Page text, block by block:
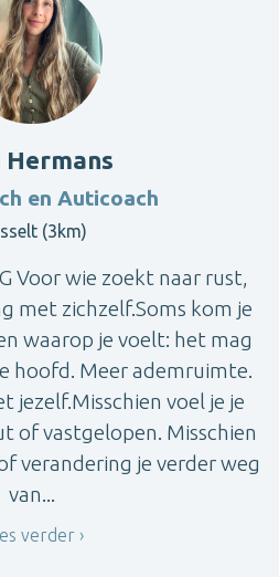
Hermans
en Auticoach
(3km)
Voor wie zoekt naar rust,
met zichzelf.Soms kom je
waarop je voelt: het mag
hoofd. Meer ademruimte.
jezelf.Misschien voel je je
of vastgelopen. Misschien
verandering je verder weg
van...
verder